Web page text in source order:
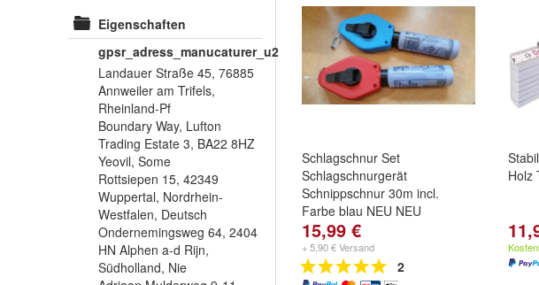
Eigenschaften
gpsr_adress_manucaturer_u2
Landauer Straße 45, 76885
Annweiler am Trifels,
Rheinland-Pf
Boundary Way, Lufton
Trading Estate 3, BA22 8HZ
Yeovil, Some
Rottsiepen 15, 42349
Wuppertal, Nordrhein-
Westfalen, Deutsch
Ondernemingsweg 64, 2404
HN Alphen a-d Rijn,
Südholland, Nie
Schlagschnur Set
Schlagschnurgerät
Schnippschnur 30m incl.
Farbe blau NEU NEU
Ausführung:
undABS / Rot / SH 7
15,99 €
+ 5,90 € Versand
2
Holz